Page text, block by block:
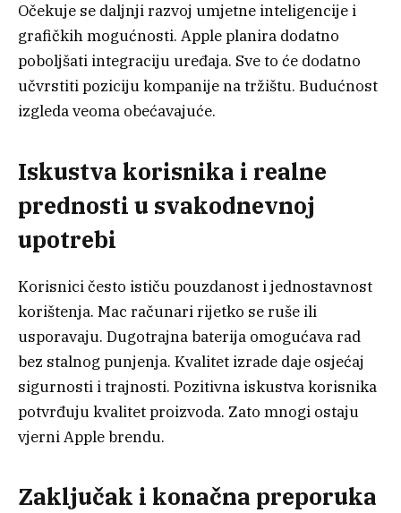
Očekuje se daljnji razvoj umjetne inteligencije i
grafičkih mogućnosti. Apple planira dodatno
poboljšati integraciju uređaja. Sve to će dodatno
učvrstiti poziciju kompanije na tržištu. Budućnost
izgleda veoma obećavajuće.
Iskustva korisnika i realne
prednosti u svakodnevnoj
upotrebi
Korisnici često ističu pouzdanost i jednostavnost
korištenja. Mac računari rijetko se ruše ili
usporavaju. Dugotrajna baterija omogućava rad
bez stalnog punjenja. Kvalitet izrade daje osjećaj
sigurnosti i trajnosti. Pozitivna iskustva korisnika
potvrđuju kvalitet proizvoda. Zato mnogi ostaju
vjerni Apple brendu.
Zaključak i konačna preporuka